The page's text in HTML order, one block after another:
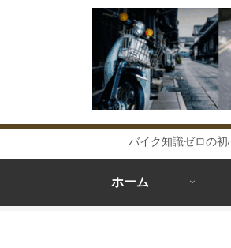
バイク知識ゼロの
ホーム